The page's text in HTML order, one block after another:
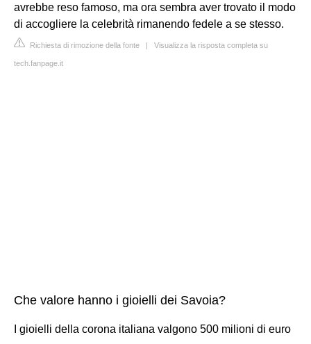
avrebbe reso famoso, ma ora sembra aver trovato il modo
di accogliere la celebrità rimanendo fedele a se stesso.
Richiesta di rimozione della fonte | Visualizza la risposta completa su
tech.fanpage.it
Che valore hanno i gioielli dei Savoia?
I gioielli della corona italiana valgono 500 milioni di euro